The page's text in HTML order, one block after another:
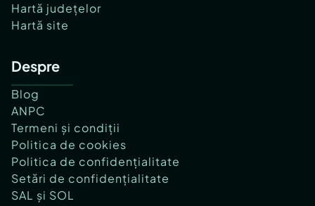
Hartă județelor
Hartă site
Despre
Blog
ANPC
Termeni și condiții
Politica de cookies
Politica de confidențialitate
Setări de confidențialitate
SAL și SOL